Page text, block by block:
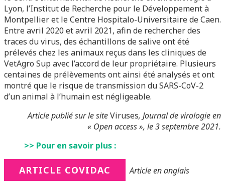
Lyon, l’Institut de Recherche pour le Développement à
Montpellier et le Centre Hospitalo-Universitaire de Caen.
Entre avril 2020 et avril 2021, afin de rechercher des
traces du virus, des échantillons de salive ont été
prélevés chez les animaux reçus dans les cliniques de
VetAgro Sup avec l’accord de leur propriétaire. Plusieurs
centaines de prélèvements ont ainsi été analysés et ont
montré que le risque de transmission du SARS-CoV-2
d’un animal à l’humain est négligeable.
Article publié sur le siteViruses, Journal de virologie en
« Open access », le 3 septembre 2021.
>> Pour en savoir plus :
ARTICLE COVIDAC Article en anglais